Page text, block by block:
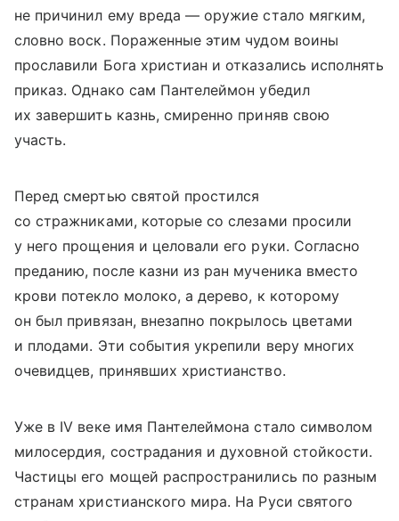
не причинил ему вреда — оружие стало мягким,
словно воск. Пораженные этим чудом воины
прославили Бога христиан и отказались исполнять
приказ. Однако сам Пантелеймон убедил
их завершить казнь, смиренно приняв свою
участь.
Перед смертью святой простился
со стражниками, которые со слезами просили
у него прощения и целовали его руки. Согласно
преданию, после казни из ран мученика вместо
крови потекло молоко, а дерево, к которому
он был привязан, внезапно покрылось цветами
и плодами. Эти события укрепили веру многих
очевидцев, принявших христианство.
Уже в IV веке имя Пантелеймона стало символом
милосердия, сострадания и духовной стойкости.
Частицы его мощей распространились по разным
странам христианского мира. На Руси святого